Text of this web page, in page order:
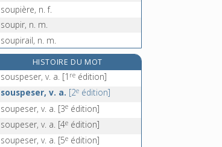
soupière, n. f.
soupir, n. m.
soupirail, n. m.
soupirant, n. m.
soupirer, v. intr.
souplement, adv.
souplesse, n. f.
HISTOIRE DU MOT
souspeser, v. a. [1 re édition]
souspeser, v. a. [2e édition]
soupeser, v. a. [3e édition]
soupeser, v. a. [4e édition]
soupeser, v. a. [5e édition]